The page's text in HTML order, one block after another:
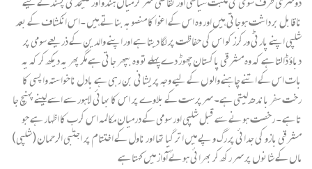
ناقابل بر داشت ہوجاتی ہیں اور وہ اس کے اغوا کا منصوبہ بناتے ہیں ۔اس انکشاف کے بعد
شلپی اپنے پارٹی ورکرز کو اس کی حفاظت پر لگا دیتا ہے اور اپنے والدین کے ذریعے سومی پر
دباؤ ڈالتا ہے کہ وہ مشرقی پاکستان چھوڑ دے پہلے تو وہ بپھر جاتی ہے مگر پھر یہ دیکھ کر کہ یہ
بات اس کے اتنے چاہنے والوں کے لیے وجہ پریشانی بن رہی ہے بادل ناخواستہ واپسی کا
رخت سفر باندھ لیتی ہے۔ سرپرست کے بلاوے پر اس کا بھائی لاہور سے اسے لینے پہنچ جا
تا ہے ۔ رخصت ہونے سے قبل شلپی اور سومی کے درمیان مکالمہ اس کرب کا اظہار ہے جو
مشرقی بازو کی جدائی پر رگ و پے میں اتر گیا تھا اور ناول کے اختتام پر اجتبٰی الرحمان (شلپی)
ماں کے شانوں پر سر رکھ کر بھرائی ہوئے آواز میں کہتا ہے